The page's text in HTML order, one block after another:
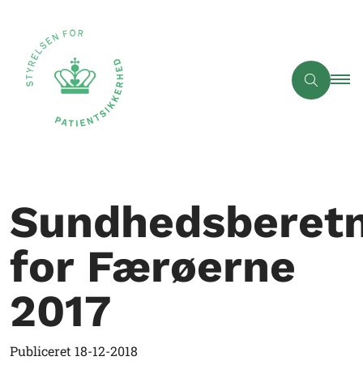
for Færøerne
2017
Publiceret 18-12-2018